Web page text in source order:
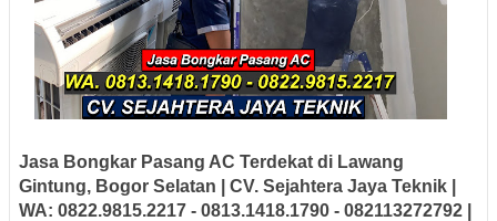
Jasa Bongkar Pasang AC Terdekat di Lawang
Gintung, Bogor Selatan | CV. Sejahtera Jaya Teknik |
WA: 0822.9815.2217 - 0813.1418.1790 - 082113272792 |